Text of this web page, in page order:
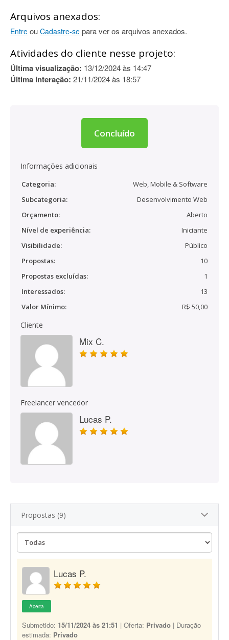
Arquivos anexados:
Entre ou Cadastre-se para ver os arquivos anexados.
Atividades do cliente nesse projeto:
Última visualização: 13/12/2024 às 14:47
Última interação: 21/11/2024 às 18:57
Concluído
Informações adicionais
Categoria:
Web, Mobile & Software
Subcategoria:
Desenvolvimento Web
Orçamento:
Aberto
Nível de experiência:
Iniciante
Visibilidade:
Público
Propostas:
10
Propostas excluídas:
1
Interessados:
13
Valor Mínimo:
R$ 50,00
Cliente
Mix C.
Freelancer vencedor
Lucas P.
Propostas (9)
Lucas P.
Aceita
Submetido: 15/11/2024 às 21:51 | Oferta: Privado | Duração
estimada: Privado